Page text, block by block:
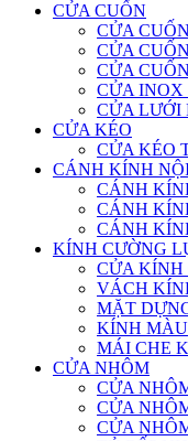
CỬA CUỐN
CỬA
CỬA
CỬA
CỬA INOX
CỬA LƯỚI
CỬA KÉO
CỬA KÉO
CÁNH KÍNH
CÁNH
CÁNH
CÁNH
KÍNH CƯỜNG
CỬA KÍNH
VÁCH
MẶT
KÍNH MÀU
MÁI CHE
CỬA NHÔM
CỬA
CỬA
CỬA